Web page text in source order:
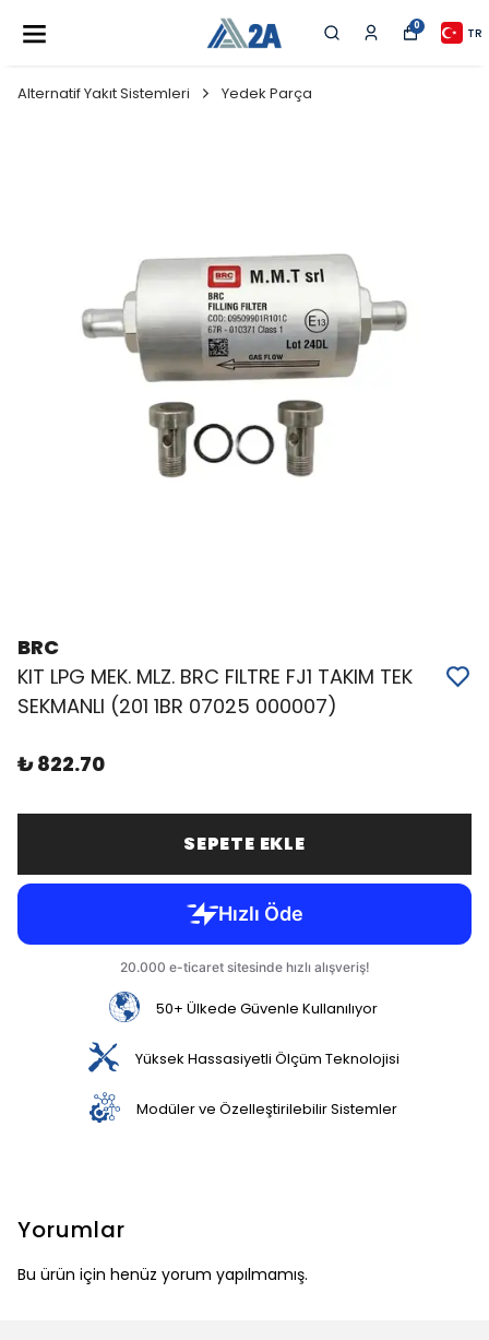
0 TR
Alternatif Yakıt Sistemleri Yedek Parça
BRC
KIT LPG MEK. MLZ. BRC FILTRE FJ1 TAKIM TEK
SEKMANLI (201 1BR 07025 000007)
₺ 822.70
SEPETE EKLE
50+ Ülkede Güvenle Kullanılıyor
Yüksek Hassasiyetli Ölçüm Teknolojisi
Modüler ve Özelleştirilebilir Sistemler
Yorumlar
Bu ürün için henüz yorum yapılmamış.